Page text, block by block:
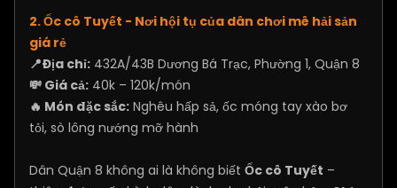
2. Ốc cô Tuyết - Nơi hội tụ của dân chơi mê hải sản
giá rẻ
📍Địa chỉ: 432A/43B Dương Bá Trạc, Phường 1, Quận 8
💸 Giá cả: 40k – 120k/món
🔥 Món đặc sắc: Nghêu hấp sả, ốc móng tay xào bơ
tỏi, sò lông nướng mỡ hành
Dân Quận 8 không ai là không biết Ốc cô Tuyết –